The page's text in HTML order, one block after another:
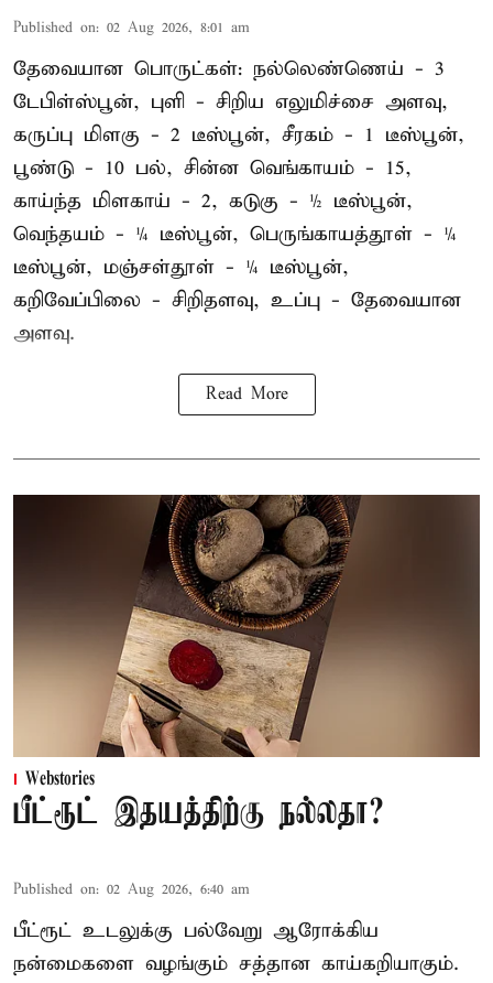
Published on: 02 Aug 2026, 8:01 am
தேவையான பொருட்கள்: நல்லெண்ணெய் - 3
டேபிள்ஸ்பூன், புளி - சிறிய எலுமிச்சை அளவு,
கருப்பு மிளகு - 2 டீஸ்பூன், சீரகம் - 1 டீஸ்பூன்,
பூண்டு - 10 பல், சின்ன வெங்காயம் - 15,
காய்ந்த மிளகாய் - 2, கடுகு - ½ டீஸ்பூன்,
வெந்தயம் - ¼ டீஸ்பூன், பெருங்காயத்தூள் - ¼
டீஸ்பூன், மஞ்சள்தூள் - ¼ டீஸ்பூன்,
கறிவேப்பிலை - சிறிதளவு, உப்பு - தேவையான
அளவு.
Read More
Webstories
பீட்ரூட் இதயத்திற்கு நல்லதா?
Published on: 02 Aug 2026, 6:40 am
பீட்ரூட் உடலுக்கு பல்வேறு ஆரோக்கிய
நன்மைகளை வழங்கும் சத்தான காய்கறியாகும்.